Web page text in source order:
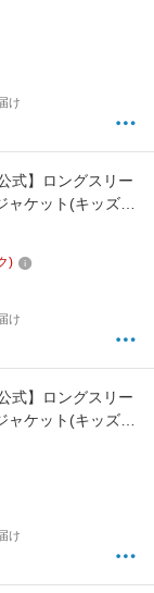
グッズ ラッシュ
無料】
け
式】ロングスリー
ャケット(キッズ)
スイムグッズ ラ
【送料無料】
)
け
式】ロングスリー
ャケット(キッズ/
ス 水着・スイム
ト ブルー【送料
け